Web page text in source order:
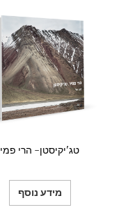
טג'יקיסטן- הרי פמי
מידע נוסף